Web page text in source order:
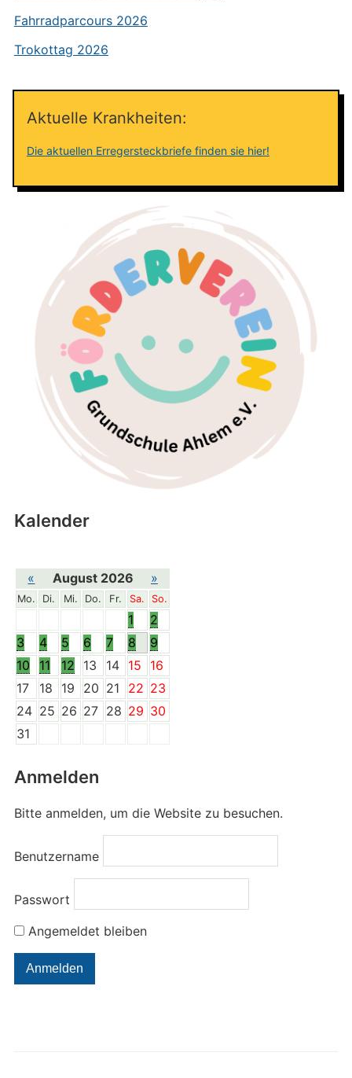
Fahrradparcours 2026
Trokottag 2026
Aktuelle Krankheiten:
Die aktuellen Erregersteckbriefe finden sie hier!
Kalender
« August 2026 »
Mo. Di. Mi. Do. Fr. Sa. So.
1
2
3
4 5 6 7 8
9
10
11 12 13 14 15
16
17
18 19 20 21 22 23
24 25 26 27 28 29 30
31
Anmelden
Bitte anmelden, um die Website zu besuchen.
Benutzername
Passwort
Angemeldet bleiben